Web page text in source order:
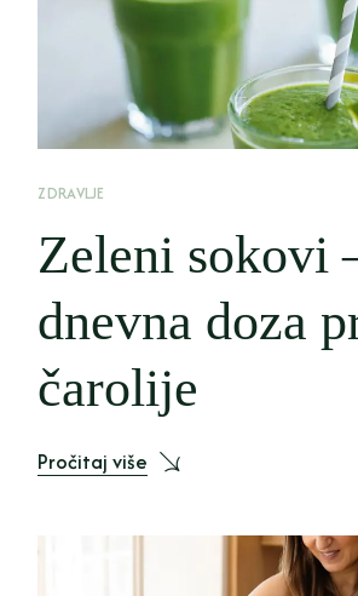
ZDRAVLJE
Zeleni sokovi
dnevna doza
čarolije
Pročitaj više